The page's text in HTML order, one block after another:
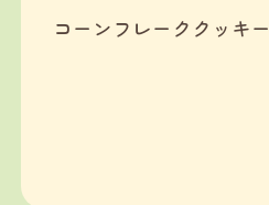
コーンフレーククッキー